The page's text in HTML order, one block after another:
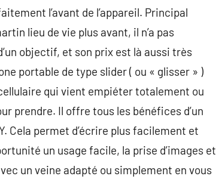
l’avant de l’appareil. Principal
lieu de vie plus avant, il n’a pas
objectif, et son prix est là aussi très
portable de type slider ( ou « glisser » )
qui vient empiéter totalement ou
prendre. Il offre tous les bénéfices d’un
Cela permet d’écrire plus facilement et
un usage facile, la prise d’images et
un veine adapté ou simplement en vous